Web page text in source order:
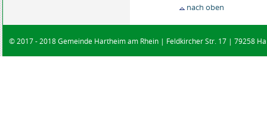
nach oben
© 2017 - 2018 Gemeinde Hartheim am Rhein | Feldkircher Str. 17 | 79258